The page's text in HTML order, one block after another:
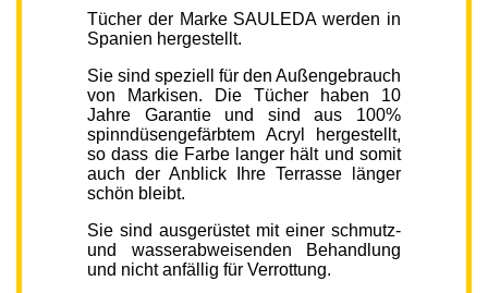
Tücher der Marke SAULEDA werden in
Spanien hergestellt.
Sie sind speziell für den Außengebrauch
von Markisen. Die Tücher haben 10
Jahre Garantie und sind aus 100%
spinndüsengefärbtem Acryl hergestellt,
so dass die Farbe langer hält und somit
auch der Anblick Ihre Terrasse länger
schön bleibt.
Sie sind ausgerüstet mit einer schmutz-
und wasserabweisenden Behandlung
und nicht anfällig für Verrottung.